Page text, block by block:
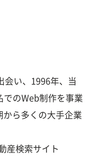
会い、1996年、当
でのWeb制作を事業
から多くの大手企業
産検索サイト